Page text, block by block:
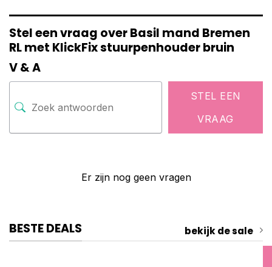
Stel een vraag over Basil mand Bremen
RL met KlickFix stuurpenhouder bruin
V & A
STEL EEN
VRAAG
Er zijn nog geen vragen
BESTE DEALS bekijk de sale